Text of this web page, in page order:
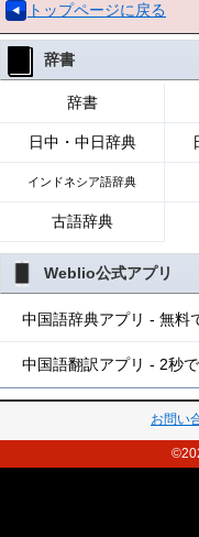
トップページに戻る
辞書
辞書
日中・中日辞典
インドネシア語辞典
古語辞典
Weblio公式アプリ
中国語辞典アプリ - 無料
中国語翻訳アプリ - 2秒
お問い